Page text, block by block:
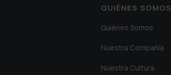
QUIÉNES SOMOS
Quiénes Somos
Nuestra Compañía
Nuestra Cultura